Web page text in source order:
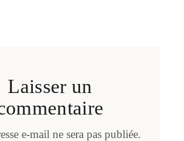
Laisser un
e-mail ne sera pas publiée.